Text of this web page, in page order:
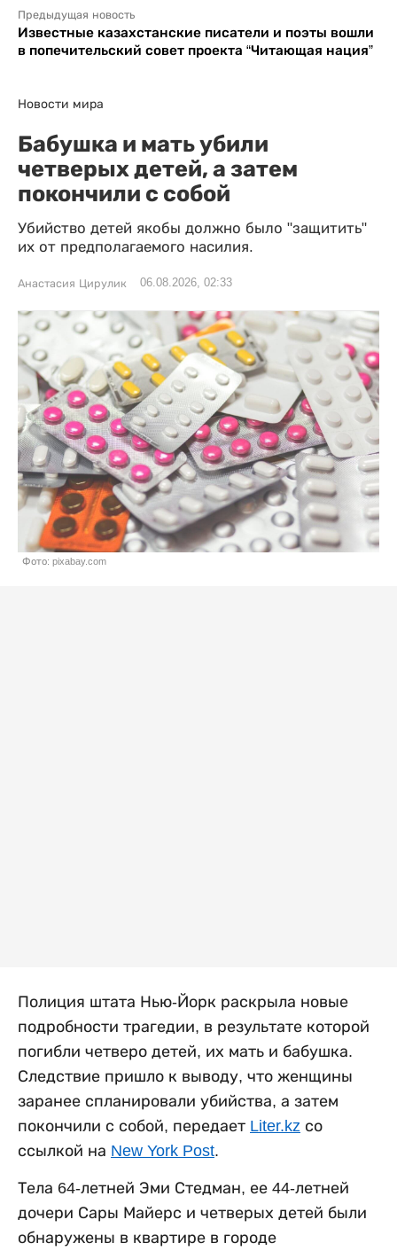
Предыдущая новость
Известные казахстанские писатели и поэты вошли
в попечительский совет проекта “Читающая нация”
Новости мира
Бабушка и мать убили
четверых детей, а затем
покончили с собой
Убийство детей якобы должно было "защитить"
их от предполагаемого насилия.
Анастасия Цирулик 06.08.2026, 02:33
Фото: pixabay.com
Полиция штата Нью-Йорк раскрыла новые
подробности трагедии, в результате которой
погибли четверо детей, их мать и бабушка.
Следствие пришло к выводу, что женщины
заранее спланировали убийства, а затем
покончили с собой, передает Liter.kz со
ссылкой на New York Post.
Тела 64-летней Эми Стедман, ее 44-летней
дочери Сары Майерс и четверых детей были
обнаружены в квартире в городе